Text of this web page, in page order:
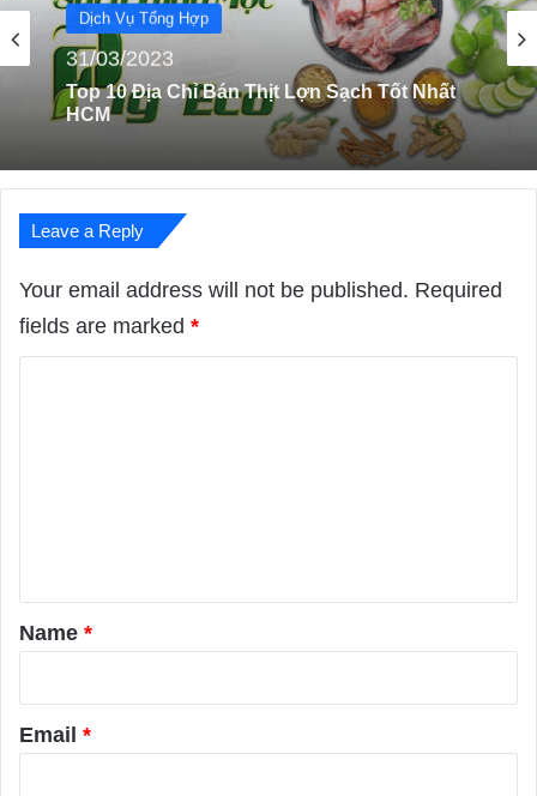
Dịch Vụ Tổng Hợp
13/10/2023
Top 9 Dịch Vụ Thông Tắc Ống Cống Tốt Ở
Hà Nội
Leave a Reply
Your email address will not be published. Required
fields are marked *
*
Name *
Email *